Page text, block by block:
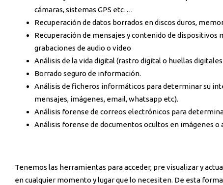
cámaras, sistemas GPS etc….
Recuperación de datos borrados en discos duros,
Recuperación de mensajes y contenido de
grabaciones de audio o video
Análisis de la vida digital (rastro digital o huellas
Borrado seguro de información.
Análisis de ficheros informáticos para determinar su
mensajes, imágenes, email, whatsapp etc).
Análisis forense de correos electrónicos para
Análisis forense de documentos ocultos en imágenes o
Tenemos las herramientas para acceder, pre visualizar y
en cualquier momento y lugar que lo necesiten. De esta